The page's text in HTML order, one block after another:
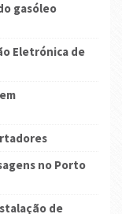
gasóleo
Eletrónica de
no Porto
de